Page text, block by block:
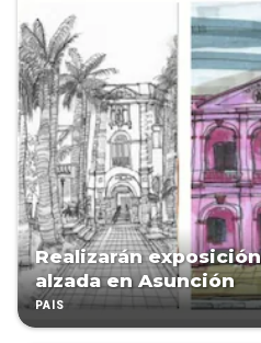
Realizarán
alzada en Asunción
PAÍS